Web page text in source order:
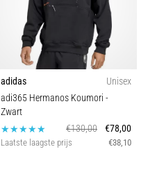
adidas
Unisex
adi365 Hermanos Koumori -
Zwart
€130,00
€78,00
Laatste laagste prijs €38,10